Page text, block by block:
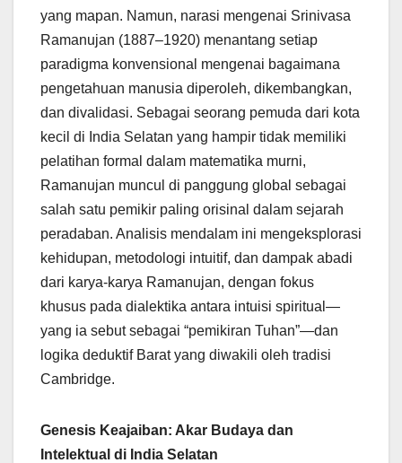
yang mapan. Namun, narasi mengenai Srinivasa
Ramanujan (1887–1920) menantang setiap
paradigma konvensional mengenai bagaimana
pengetahuan manusia diperoleh, dikembangkan,
dan divalidasi. Sebagai seorang pemuda dari kota
kecil di India Selatan yang hampir tidak memiliki
pelatihan formal dalam matematika murni,
Ramanujan muncul di panggung global sebagai
salah satu pemikir paling orisinal dalam sejarah
peradaban. Analisis mendalam ini mengeksplorasi
kehidupan, metodologi intuitif, dan dampak abadi
dari karya-karya Ramanujan, dengan fokus
khusus pada dialektika antara intuisi spiritual—
yang ia sebut sebagai “pemikiran Tuhan”—dan
logika deduktif Barat yang diwakili oleh tradisi
Cambridge.
Genesis Keajaiban: Akar Budaya dan
Intelektual di India Selatan